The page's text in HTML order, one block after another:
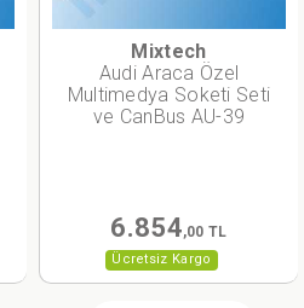
Ücretsiz Kargo
Mixtech
Audi Araca Özel
Multimedya Soketi Seti
ve CanBus AU-39
6.854,00 TL